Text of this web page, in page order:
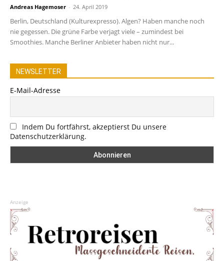
Andreas Hagemoser - 24. April 2019
Berlin, Deutschland (Kulturexpresso). Algen? Haben manche noch
nie gegessen. Die grüne Farbe verjagt viele – zumindest bei
Smoothies. Manche Berliner Anbieter haben nicht nur...
NEWSLETTER
E-Mail-Adresse
Indem Du fortfährst, akzeptierst Du unsere
Datenschutzerklärung.
Anzeige